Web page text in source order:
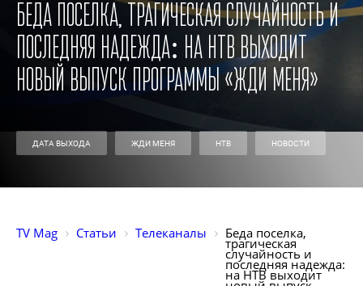
Беда поселка, трагическая случайность и
последняя надежда: на НТВ выходит
новый выпуск программы «Жди меня»
ДАТА ВЫХОДА ЖДИ МЕНЯ НТВ НОВОСТИ
TV Mag Статьи Телеканалы Беда поселка,
трагическая
случайность и
последняя надежда:
на НТВ выходит